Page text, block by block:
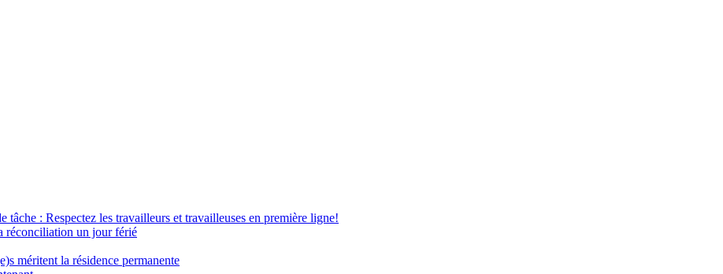
: Respectez les travailleurs et travailleuses en première ligne!
réconciliation un jour férié
méritent la résidence permanente